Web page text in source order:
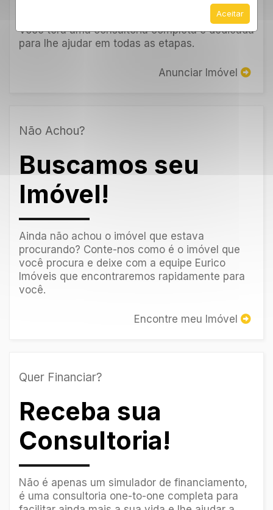
Aceitar
Deixe seu imóvel conosco e fique tranquilo!
Você terá uma consultoria completa e dedicada
para lhe ajudar em todas as etapas.
Anunciar Imóvel
Não Achou?
Buscamos seu
Imóvel!
Ainda não achou o imóvel que estava
procurando? Conte-nos como é o imóvel que
você procura e deixe com a equipe Eurico
Imóveis que encontraremos rapidamente para
você.
Encontre meu Imóvel
Quer Financiar?
Receba sua
Consultoria!
Não é apenas um simulador de financiamento,
é uma consultoria one-to-one completa para